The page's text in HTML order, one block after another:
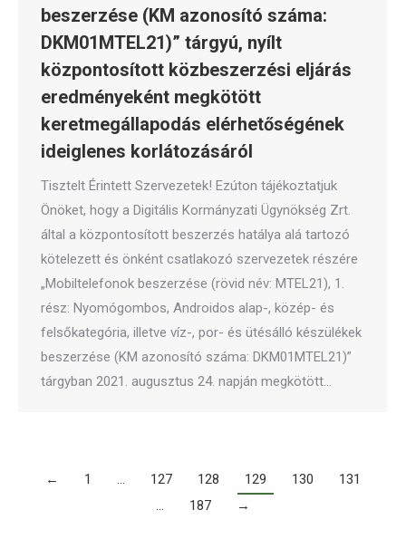
beszerzése (KM azonosító száma:
DKM01MTEL21)” tárgyú, nyílt
központosított közbeszerzési eljárás
eredményeként megkötött
keretmegállapodás elérhetőségének
ideiglenes korlátozásáról
Tisztelt Érintett Szervezetek! Ezúton tájékoztatjuk
Önöket, hogy a Digitális Kormányzati Ügynökség Zrt.
által a központosított beszerzés hatálya alá tartozó
kötelezett és önként csatlakozó szervezetek részére
„Mobiltelefonok beszerzése (rövid név: MTEL21), 1.
rész: Nyomógombos, Androidos alap-, közép- és
felsőkategória, illetve víz-, por- és ütésálló készülékek
beszerzése (KM azonosító száma: DKM01MTEL21)”
tárgyban 2021. augusztus 24. napján megkötött…
← 1 … 127 128 129 130
131
…
187 →